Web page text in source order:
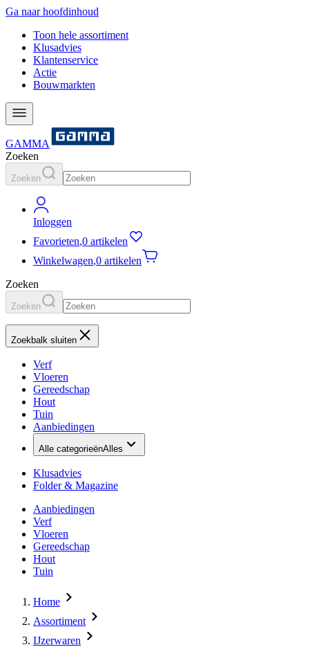
Ga naar hoofdinhoud
Toon hele assortiment
Klusadvies
Klantenservice
Actie
Bouwmarkten
GAMMA
Zoeken
Zoeken
Inloggen
Favorieten,0 artikelen
Winkelwagen,0 artikelen
Zoeken
Zoeken
Zoekbalk sluiten
Verf
Vloeren
Gereedschap
Hout
Tuin
Aanbiedingen
Alle categorieënAlles
Klusadvies
Folder & Magazine
Aanbiedingen
Verf
Vloeren
Gereedschap
Hout
Tuin
Home
Assortiment
IJzerwaren